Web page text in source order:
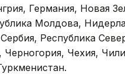
Германия, Новая
Молдова,
Республика
Черногория, Чехия,